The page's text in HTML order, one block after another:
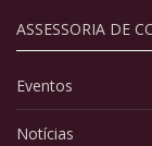
ASSESSORIA DE
Eventos
Notícias